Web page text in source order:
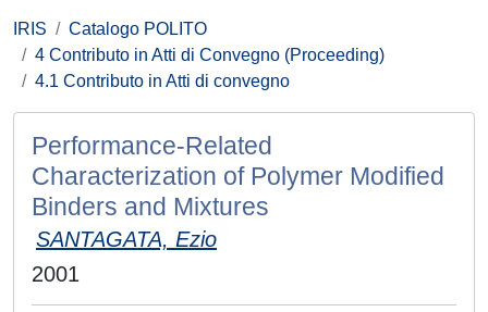
IRIS
Catalogo POLITO
4 Contributo in Atti di Convegno (Proceeding)
4.1 Contributo in Atti di convegno
Performance-Related
Characterization of Polymer Modified
Binders and Mixtures
SANTAGATA, Ezio
2001